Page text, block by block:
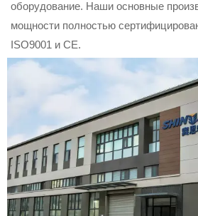
оборудование. Наши основные
мощности полностью
ISO9001 и CE.